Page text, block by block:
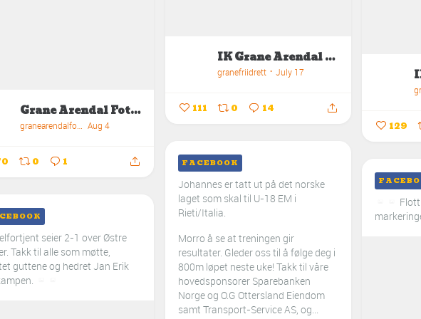
Grane Arendal Fotball
Aug 4
0 1
IK Grane Arendal Friidrett
granefriidrett July 17
111 0 14
129
Johannes er tatt ut på det norske
laget som skal til U-18 EM i
Rieti/Italia.
Morro å se at treningen gir
resultater. Gleder oss til å følge deg i
800m løpet neste uke! Takk til våre
hovedsponsorer Sparebanken
Norge og O.G Ottersland Eiendom
samt Transport-Service AS, og...
FACEBOOK
seier 2-1 over Østre
Takk til alle som møtte,
guttene og hedret Jan Erik